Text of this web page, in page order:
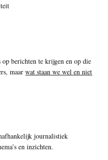
berichten te krijgen en op die
maarwat staan we wel en niet
journalistiek
en inzichten.